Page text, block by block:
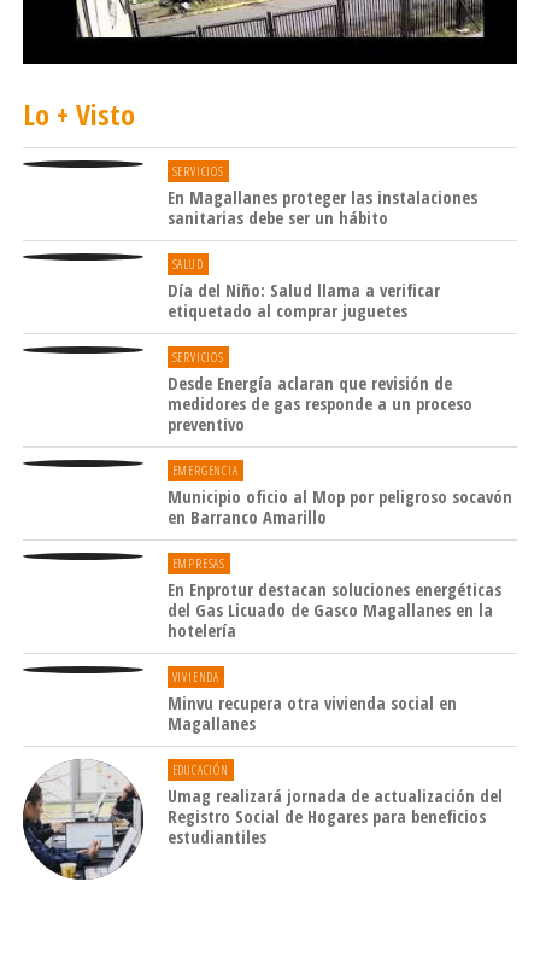
Lo + Visto
SERVICIOS
En Magallanes proteger las instalaciones
sanitarias debe ser un hábito
SALUD
Día del Niño: Salud llama a verificar
etiquetado al comprar juguetes
SERVICIOS
Desde Energía aclaran que revisión de
medidores de gas responde a un proceso
preventivo
EMERGENCIA
Municipio oficio al Mop por peligroso socavón
en Barranco Amarillo
EMPRESAS
En Enprotur destacan soluciones energéticas
del Gas Licuado de Gasco Magallanes en la
hotelería
VIVIENDA
Minvu recupera otra vivienda social en
Magallanes
EDUCACIÓN
Umag realizará jornada de actualización del
Registro Social de Hogares para beneficios
estudiantiles